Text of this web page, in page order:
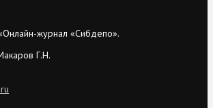
журнал «Сибдепо».
Г.Н.